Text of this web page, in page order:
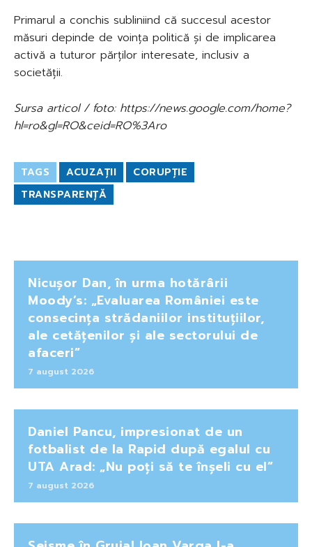
Primarul a conchis subliniind că succesul acestor
măsuri depinde de voința politică și de implicarea
activă a tuturor părților interesate, inclusiv a
societății.
Sursa articol / foto: https://news.google.com/home?
hl=ro&gl=RO&ceid=RO%3Aro
TAGS ACUZAȚII
CORUPȚIE
TRANSPARENȚĂ
Nicușor Dan, în urma hotărârii
Moody’s: „Evaluarea României este
consecința strădaniilor instituțiilor,
ale cetățenilor și ale sectorului de
afaceri”
7 august 2026
Daniel Pancu, impresionat de un
fotbalist de la Rapid după egalul cu
UTA Arad: „Nu poți să te înșeli cu el”
7 august 2026